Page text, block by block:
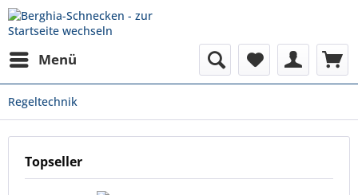
Menü
Regeltechnik
Topseller